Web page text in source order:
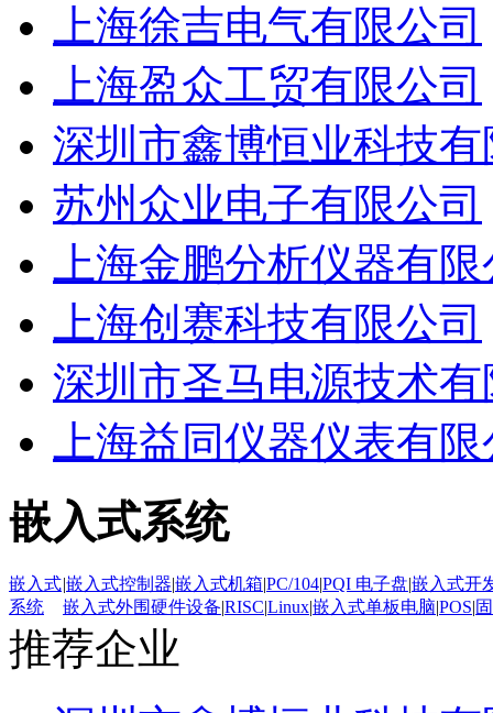
上海徐吉电气有限公司
上海盈众工贸有限公司
深圳市鑫博恒业科技
苏州众业电子有限公司
上海金鹏分析仪器有
上海创赛科技有限公司
深圳市圣马电源技术
上海益同仪器仪表有
嵌入式系统
嵌入式
系统
|嵌入式控制器|嵌入式机箱|PC/104|PQI 电子盘|嵌入式开
嵌入式外围硬件设备|RISC|Linux|嵌入式单板电脑|POS|
推荐企业